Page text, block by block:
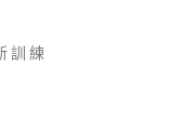
訓練